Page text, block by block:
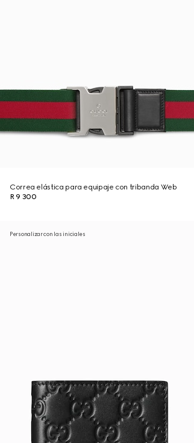
Correa elástica para equipaje con tribanda Web
R 9 300
Personalizar con las iniciales